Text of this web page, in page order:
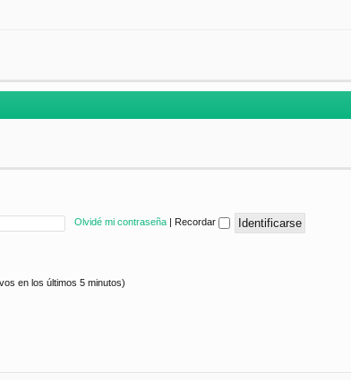
Olvidé mi contraseña Recordar
en los últimos 5 minutos)